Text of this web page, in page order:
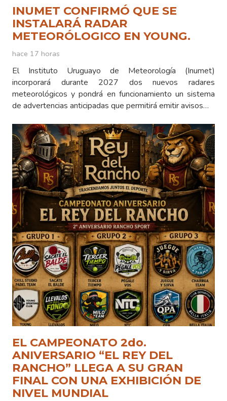
INUMET CONFIRMÓ QUE SE
INSTALARÁ RADAR
METEORÓLOGICO EN YOUNG.
hace 17 horas
El Instituto Uruguayo de Meteorología (Inumet)
incorporará durante 2027 dos nuevos radares
meteorológicos y pondrá en funcionamiento un sistema
de advertencias anticipadas que permitirá emitir avisos…
EL CAMPEONATO 2do.
ANIVERSARIO “EL REY DEL
RANCHO” LLEGA A SU GRAN
FINAL CON UNA EXHIBICIÓN DE
NIVEL MUNDIAL